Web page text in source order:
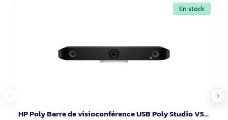
En stock
HP Poly Barre de visioconférence USB Poly Studio V52 - A09D4AA#ABB